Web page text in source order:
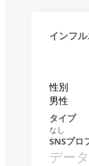
インフ
性別
男性
タイプ
なし
SNSプロ
デー